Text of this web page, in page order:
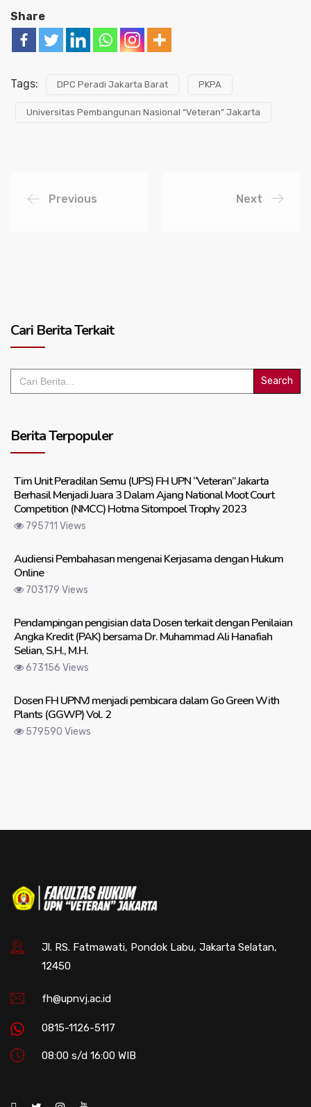
Share
Tags: DPC Peradi Jakarta Barat PKPA
Universitas Pembangunan Nasional “Veteran” Jakarta
Previous Next
Cari Berita Terkait
Search
for:
Berita Terpopuler
Tim Unit Peradilan Semu (UPS) FH UPN “Veteran” Jakarta
Berhasil Menjadi Juara 3 Dalam Ajang National Moot Court
Competition (NMCC) Hotma Sitompoel Trophy 2023
795711 Views
Audiensi Pembahasan mengenai Kerjasama dengan Hukum
Online
703179 Views
Pendampingan pengisian data Dosen terkait dengan Penilaian
Angka Kredit (PAK) bersama Dr. Muhammad Ali Hanafiah
Selian, S.H., M.H.
673156 Views
Dosen FH UPNVJ menjadi pembicara dalam Go Green With
Plants (GGWP) Vol. 2
579590 Views
Jl. RS. Fatmawati, Pondok Labu, Jakarta Selatan,
12450
fh@upnvj.ac.id
0815-1126-5117
08:00 s/d 16:00 WIB